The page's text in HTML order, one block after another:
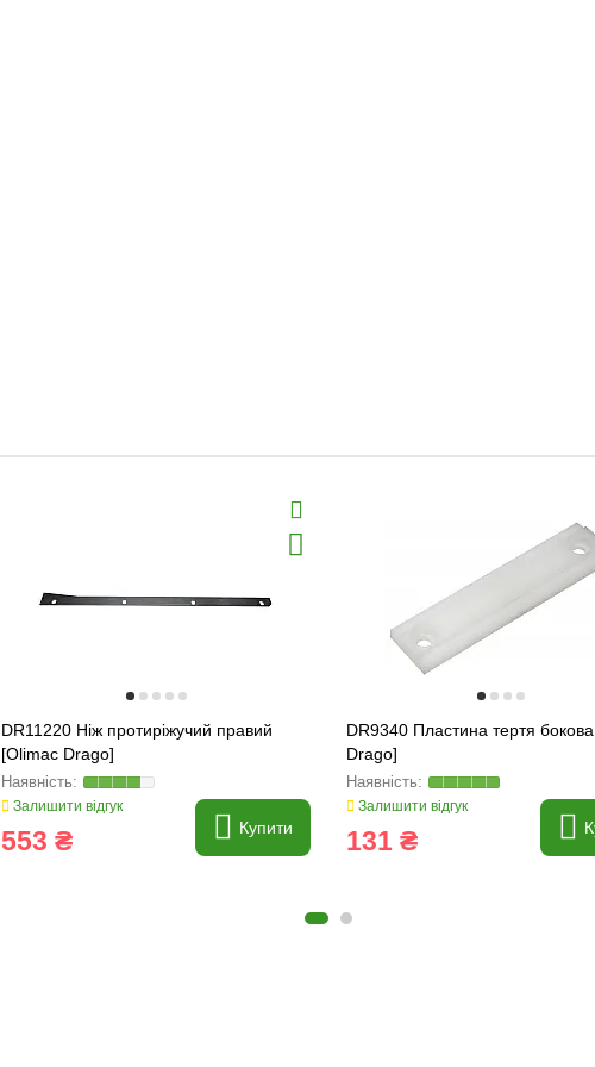
DR11220 Ніж протиріжучий правий
[Olimac Drago]
Залишити відгук
553 ₴ Купити
DR9340 Пластина тертя
Drago]
Залишити відгук
131 ₴